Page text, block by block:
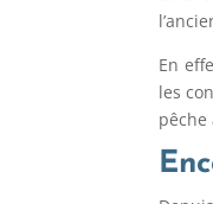
En
les
pêche